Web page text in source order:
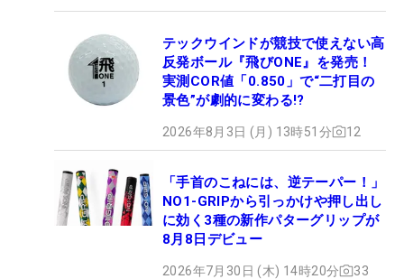
テックウインドが競技で使えない高
反発ボール『飛びONE』を発売！
実測COR値「0.850」で“二打目の
景色”が劇的に変わる!?
2026年8月3日 (月) 13時51分 12
「手首のこねには、逆テーパー！」
NO1-GRIPから引っかけや押し出し
に効く3種の新作パターグリップが
8月8日デビュー
2026年7月30日 (木) 14時20分 33